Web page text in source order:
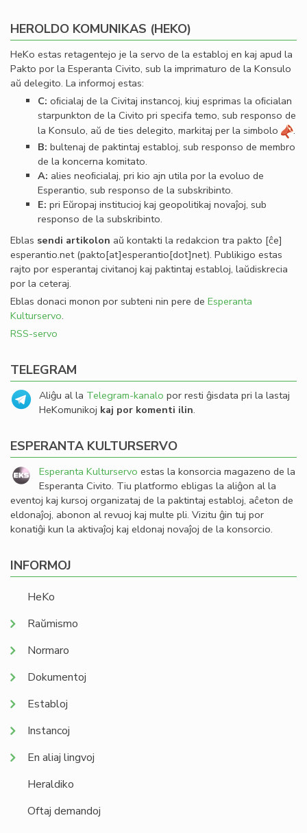
HEROLDO KOMUNIKAS (HEKO)
HeKo estas retagentejo je la servo de la establoj en kaj apud la
Pakto por la Esperanta Civito, sub la imprimaturo de la Konsulo
aŭ delegito. La informoj estas:
C: oﬁcialaj de la Civitaj instancoj, kiuj esprimas la oﬁcialan
starpunkton de la Civito pri specifa temo, sub responso de
la Konsulo, aŭ de ties delegito, markitaj per la simbolo
.
B: bultenaj de paktintaj establoj, sub responso de membro
de la koncerna komitato.
A: alies neoﬁcialaj, pri kio ajn utila por la evoluo de
Esperantio, sub responso de la subskribinto.
E: pri Eŭropaj institucioj kaj geopolitikaj novaĵoj, sub
responso de la subskribinto.
Eblas sendi artikolon aŭ kontakti la redakcion tra pakto [ĉe]
esperantio.net(pakto[at]esperantio[dot]net). Publikigo estas
rajto por esperantaj civitanoj kaj paktintaj establoj, laŭdiskrecia
por la ceteraj.
Eblas donaci monon por subteni nin pere de Esperanta
Kulturservo.
RSS-servo
TELEGRAM
Aliĝu al la Telegram-kanalo por resti ĝisdata pri la lastaj
HeKomunikoj kaj por komenti ilin.
ESPERANTA KULTURSERVO
Esperanta Kulturservo estas la konsorcia magazeno de la
Esperanta Civito. Tiu platformo ebligas la aliĝon al la
eventoj kaj kursoj organizataj de la paktintaj establoj, aĉeton de
eldonaĵoj, abonon al revuoj kaj multe pli. Vizitu ĝin tuj por
konatiĝi kun la aktivaĵoj kaj eldonaj novaĵoj de la konsorcio.
INFORMOJ
HeKo
Raŭmismo
Normaro
Dokumentoj
Establoj
Instancoj
En aliaj lingvoj
Heraldiko
Oftaj demandoj